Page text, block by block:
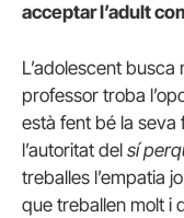
acceptar l’adult
L’adolescent
professor troba
està fent bé la seva
l’autoritat del sí
treballes l’empatia
que treballen molt i